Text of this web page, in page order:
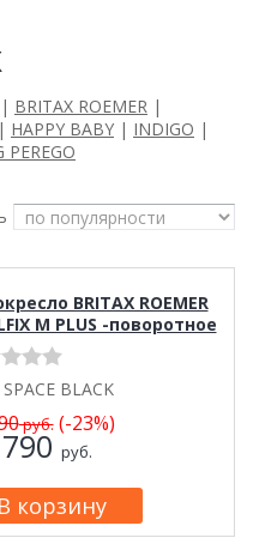
| BRITAX ROEMER |
| HAPPY BABY | INDIGO |
PEREGO
BRITAX ROEMER
M PLUS -поворотное
BLACK
руб.(-23%)
руб.